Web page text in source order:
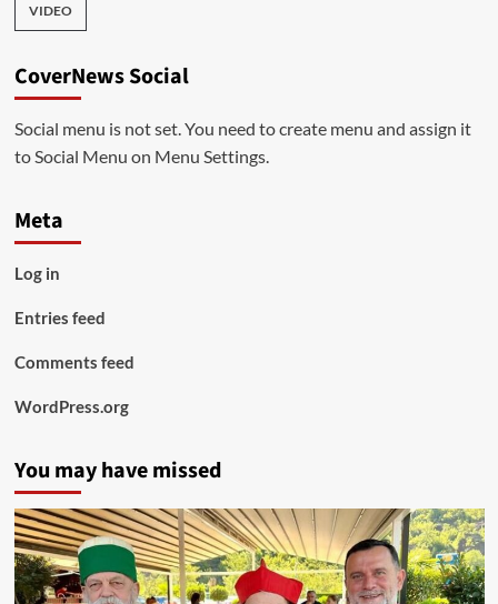
VIDEO
CoverNews Social
Social menu is not set. You need to create menu and assign it
to Social Menu on Menu Settings.
Meta
Log in
Entries feed
Comments feed
WordPress.org
You may have missed